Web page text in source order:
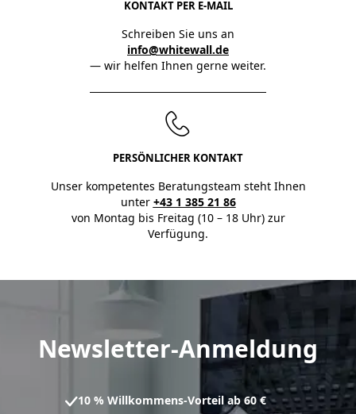
KONTAKT PER E-MAIL
Schreiben Sie uns an
info@whitewall.de
— wir helfen Ihnen gerne weiter.
PERSÖNLICHER KONTAKT
Unser kompetentes Beratungsteam steht Ihnen
unter +43 1 385 21 86
von Montag bis Freitag (10 – 18 Uhr) zur
Verfügung.
Newsletter-Anmeldung
10 % Willkommens-Vorteil ab 60 €